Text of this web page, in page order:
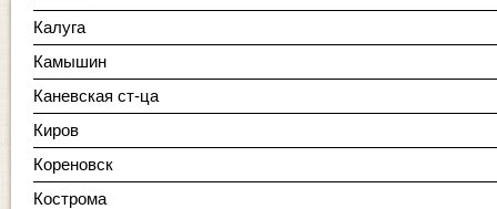
Калуга
Камышин
Каневская ст-ца
Киров
Кореновск
Кострома